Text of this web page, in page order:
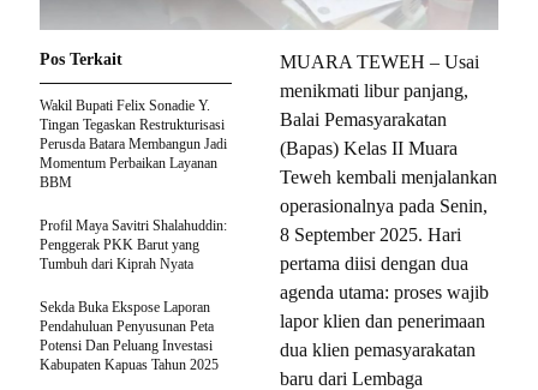
MUARA TEWEH – Usai
menikmati libur panjang,
Balai Pemasyarakatan
(Bapas) Kelas II Muara
Teweh kembali menjalankan
operasionalnya pada Senin,
8 September 2025. Hari
pertama diisi dengan dua
agenda utama: proses wajib
lapor klien dan penerimaan
dua klien pemasyarakatan
baru dari Lembaga
Pos Terkait
Wakil Bupati Felix Sonadie Y.
Tingan Tegaskan Restrukturisasi
Perusda Batara Membangun Jadi
Momentum Perbaikan Layanan
BBM
Profil Maya Savitri Shalahuddin:
Penggerak PKK Barut yang
Tumbuh dari Kiprah Nyata
Sekda Buka Ekspose Laporan
Pendahuluan Penyusunan Peta
Potensi Dan Peluang Investasi
Kabupaten Kapuas Tahun 2025